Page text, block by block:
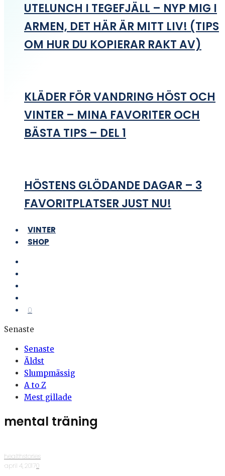
UTELUNCH I TEGEFJÄLL – NYP MIG I
ARMEN, DET HÄR ÄR MITT LIV! (TIPS
OM HUR DU KOPIERAR RAKT AV)
KLÄDER FÖR VANDRING HÖST OCH
VINTER – MINA FAVORITER OCH
BÄSTA TIPS – DEL 1
HÖSTENS GLÖDANDE DAGAR – 3
FAVORITPLATSER JUST NU!
VINTER
SHOP
0
Senaste
Senaste
Äldst
Slumpmässig
A to Z
Mest gillade
mental träning
healthstories
·april 4, 2017·0